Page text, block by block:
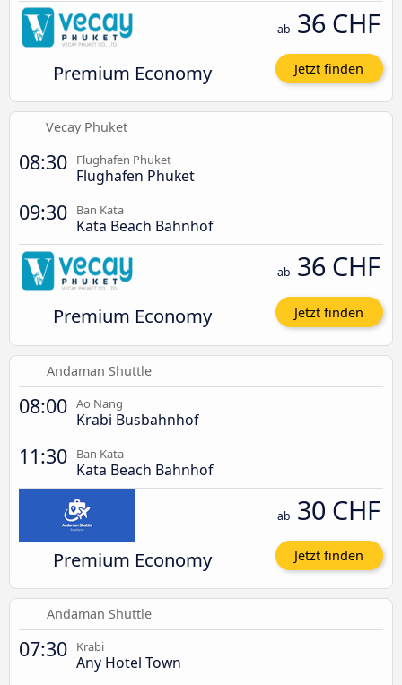
Premium Economy
ab 36 CHF
Jetzt finden
Vecay Phuket
08:30 Flughafen Phuket
Flughafen Phuket
09:30 Ban Kata
Kata Beach Bahnhof
Premium Economy
ab 36 CHF
Jetzt finden
Andaman Shuttle
08:00 Ao Nang
Krabi Busbahnhof
11:30 Ban Kata
Kata Beach Bahnhof
Premium Economy
ab 30 CHF
Jetzt finden
Andaman Shuttle
07:30 Krabi
Any Hotel Town